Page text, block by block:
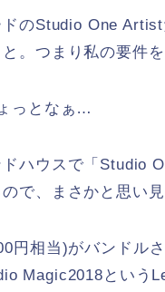
のStudio One
。つまり私の要件
っとなぁ…
ハウスで「Studio
で、まさかと思い
円相当)がバンドルさ
Magic2018という